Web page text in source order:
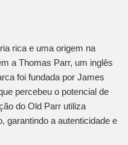
rica e uma origem na
a Thomas Parr, um inglês
foi fundada por James
percebeu o potencial de
do Old Parr utiliza
garantindo a autenticidade e